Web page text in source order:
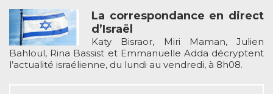
La correspondance en direct
d’Israël
Katy Bisraor, Miri Maman, Julien
Bahloul, Rina Bassist et Emmanuelle Adda décryptent
l’actualité israélienne, du lundi au vendredi, à 8h08.